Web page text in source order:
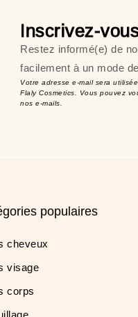
Inscrivez-
Restez informé(e) de
facilement à un mode
Votre adresse e-mail sera
Flaly Cosmetics. Vous pouvez
nos e-mails.
populaires
cheveux
visage
corps